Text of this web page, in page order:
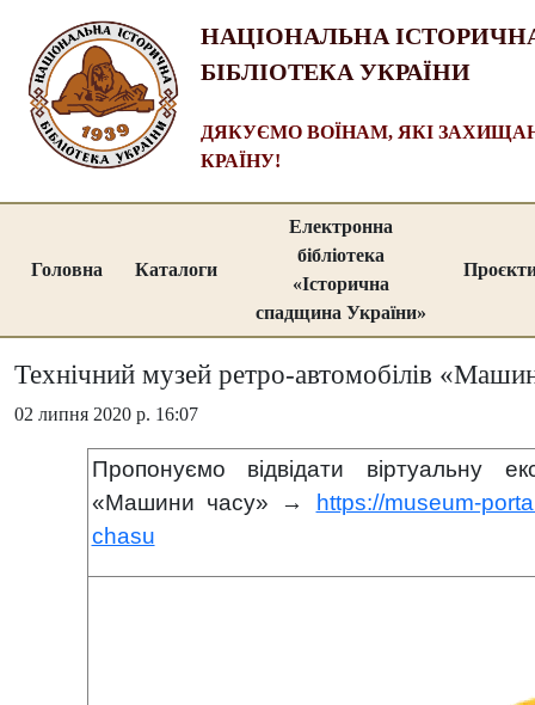
НАЦІОНАЛЬНА
БІБЛІОТЕКА УКРАЇНИ
ДЯКУЄМО ВОЇНАМ, ЯКІ
КРАЇНУ!
Головна Каталоги
Електронна
бібліотека
«Історична
спадщина України»
Технічний музей ретро-автомобілів
02 липня 2020 р. 16:07
Пропонуємо відвідати віртуальну
«Машини часу» →
https://museum-
chasu